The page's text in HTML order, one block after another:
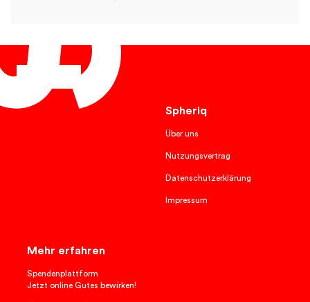
Spheriq
Über uns
Nutzungsvertrag
Datenschutzerklärung
Impressum
Mehr erfahren
Spendenplattform
Jetzt online Gutes bewirken!